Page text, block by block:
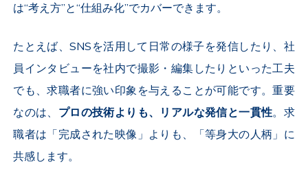
は“考え方”と“仕組み化”でカバーできます。
たとえば、SNSを活用して日常の様子を発信したり、社
員インタビューを社内で撮影・編集したりといった工夫
でも、求職者に強い印象を与えることが可能です。重要
なのは、 プロの技術よりも、リアルな発信と一貫性。求
職者は「完成された映像」よりも、「等身大の人柄」に
共感します。